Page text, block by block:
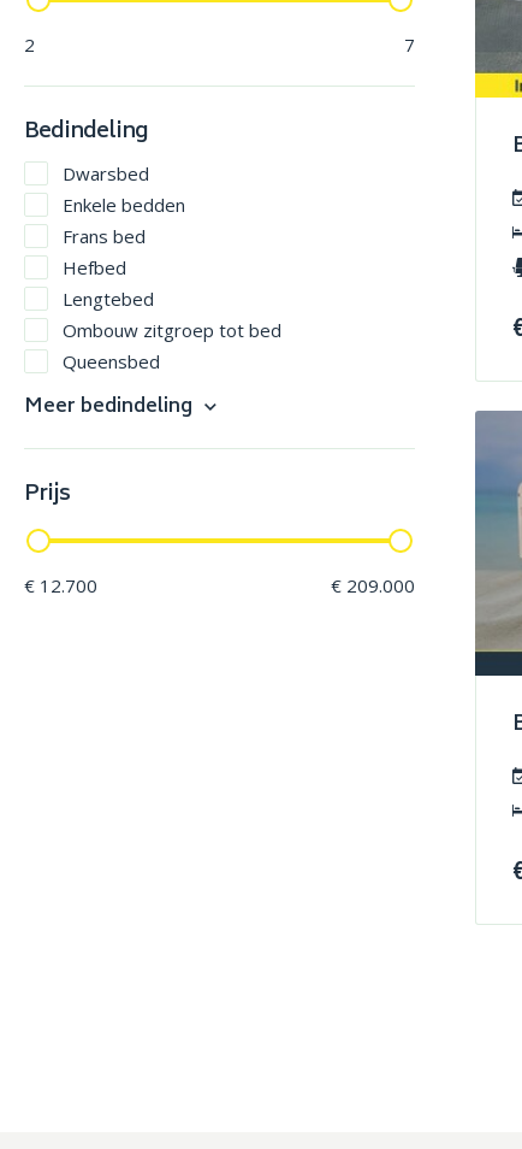
2 7
Bedindeling
Dwarsbed
Enkele bedden
Frans bed
Hefbed
Lengtebed
Ombouw zitgroep tot bed
Queensbed
Slaapdak
V-bed (Groot 2 persoons, éénvoudig te
Meer bedindeling
Prijs
€ 12.700 € 209.000